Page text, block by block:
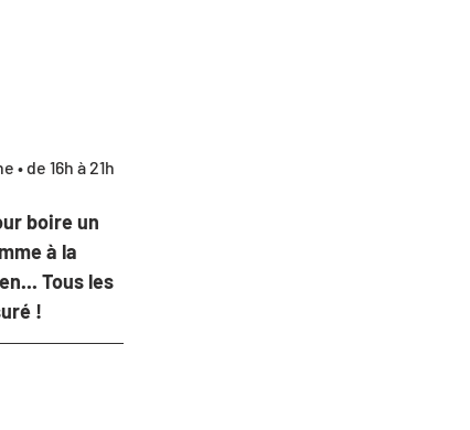
de 16h à 21h
boire un
à la
Tous les
!